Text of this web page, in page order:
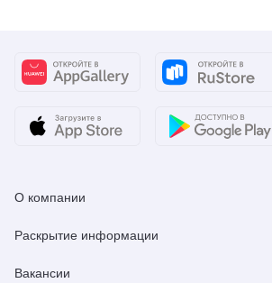
О компании
Раскрытие информации
Вакансии